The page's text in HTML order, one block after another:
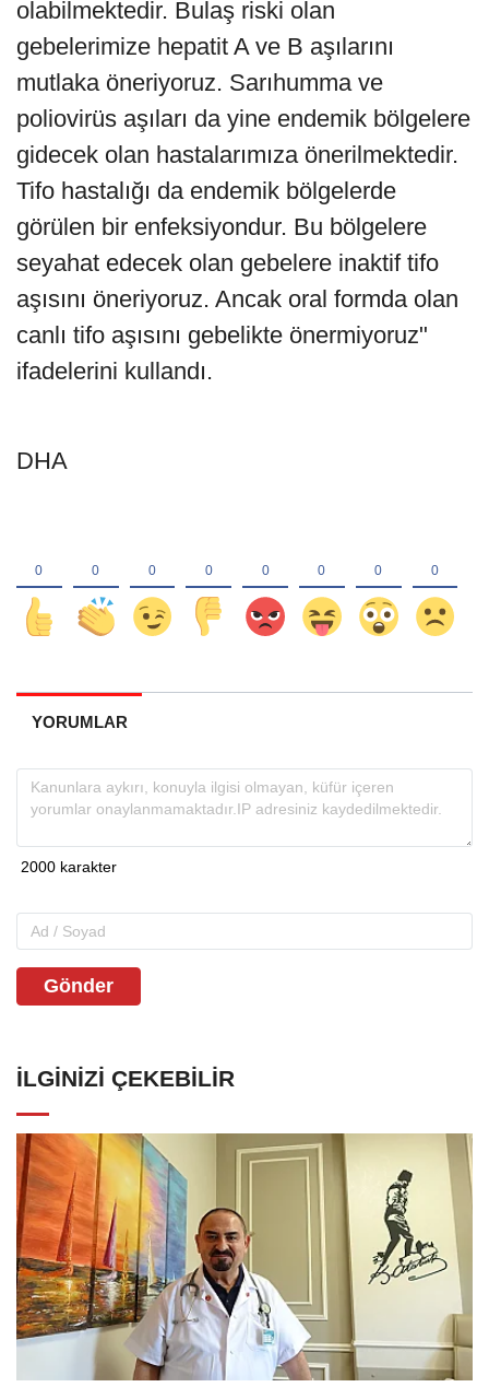
olabilmektedir. Bulaş riski olan
gebelerimize hepatit A ve B aşılarını
mutlaka öneriyoruz. Sarıhumma ve
poliovirüs aşıları da yine endemik bölgelere
gidecek olan hastalarımıza önerilmektedir.
Tifo hastalığı da endemik bölgelerde
görülen bir enfeksiyondur. Bu bölgelere
seyahat edecek olan gebelere inaktif tifo
aşısını öneriyoruz. Ancak oral formda olan
canlı tifo aşısını gebelikte önermiyoruz"
ifadelerini kullandı.
DHA
YORUMLAR
Gönder
İLGINIZI ÇEKEBILIR